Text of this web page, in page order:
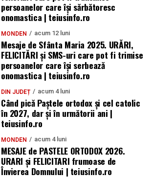
persoanelor care îşi sărbătoresc
onomastica | teiusinfo.ro
MONDEN acum 12 luni
Mesaje de Sfânta Maria 2025. URĂRI,
FELICITĂRI și SMS-uri care pot fi trimise
persoanelor care își serbează
onomastica | teiusinfo.ro
DIN JUDEȚ acum 4 luni
Când pică Paștele ortodox și cel catolic
în 2027, dar și în următorii ani |
teiusinfo.ro
MONDEN acum 4 luni
MESAJE de PASTELE ORTODOX 2026.
URARI și FELICITARI frumoase de
Învierea Domnului | teiusinfo.ro